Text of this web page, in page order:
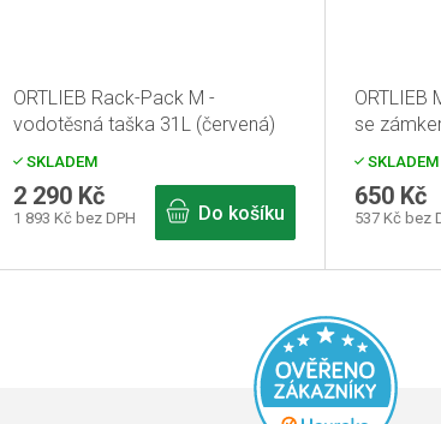
ORTLIEB Rack-Pack M -
vodotěsná taška 31L (červená)
SKLADEM
1 893 Kč bez DPH
2 290 Kč
Do košíku
ORTLIEB
se
SKLADEM
537 Kč bez
650 Kč